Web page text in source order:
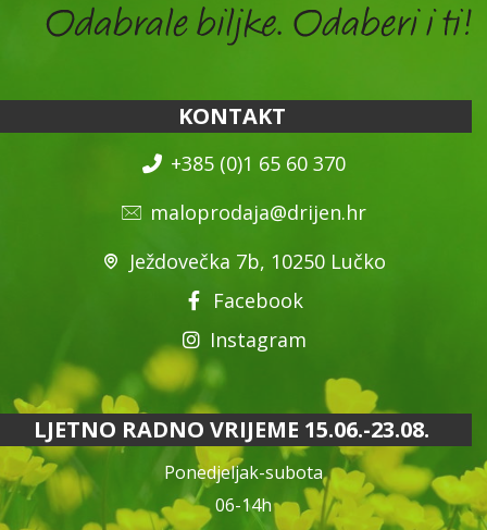
KONTAKT
+385 (0)1 65 60 370
maloprodaja@drijen.hr
Ježdovečka 7b, 10250 Lučko
Facebook
Instagram
LJETNO RADNO VRIJEME 15.06.-23.08.
Ponedjeljak-subota
06-14h